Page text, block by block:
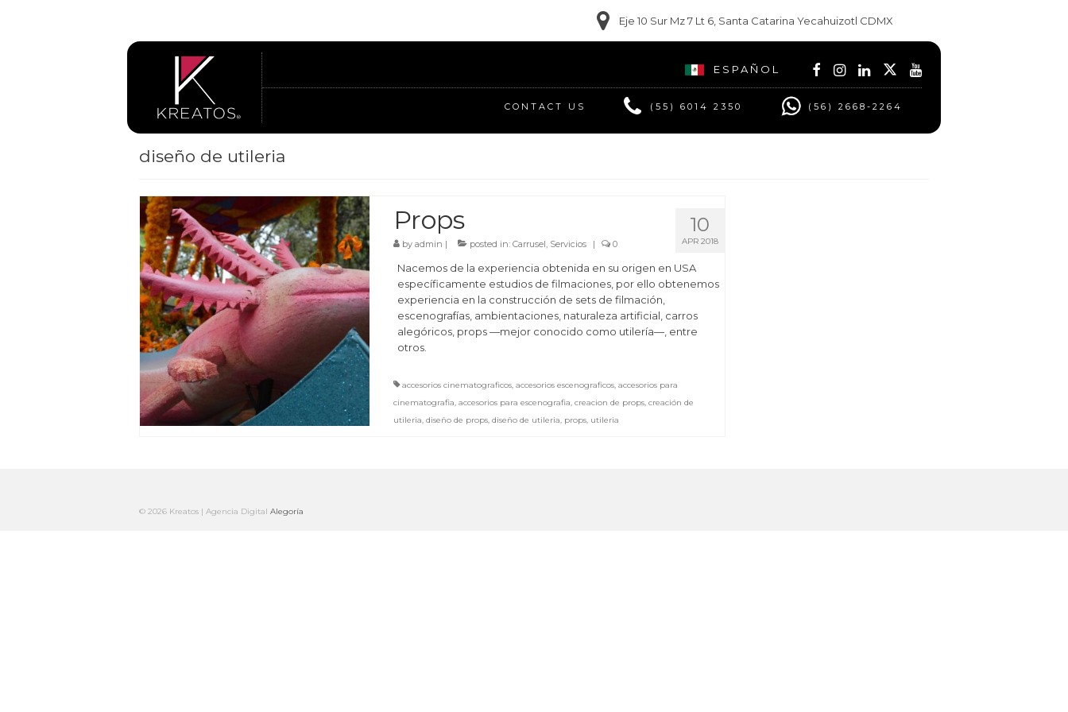
Eje 10 Sur Mz 7 Lt 6, Santa Catarina Yecahuizotl CDMX
ESPAÑOL
CONTACT US (55) 6014 2350 (56) 2668-2264
diseño de utileria
10
APR 2018
Props
byadmin | posted in:Carrusel, Servicios | 0
Nacemos de la experiencia obtenida en su origen en USA
específicamente estudios de filmaciones, por ello obtenemos
experiencia en la construcción de sets de filmación,
escenografías, ambientaciones, naturaleza artificial, carros
alegóricos, props —mejor conocido como utilería—, entre
otros.
accesorios cinematograficos,accesorios escenograficos,accesorios para
cinematografia,accesorios para escenografia,creacion de props,creación de
utileria,diseño de props,diseño de utileria, props, utileria
© 2026 Kreatos | Agencia Digital Alegoría